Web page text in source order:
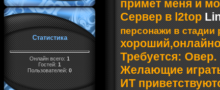
Статистика
Онлайн всего:1
Гостей:1
Пользователей:0
примет меня и
Сервер в l2top
персонажи в стадии
Требуется:
Желающие
ИТ